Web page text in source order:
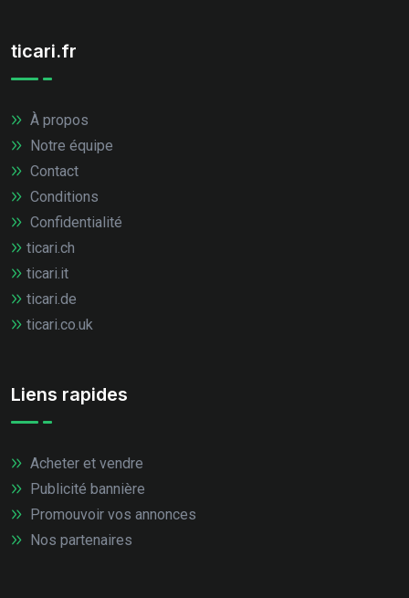
ticari.fr
À propos
Notre équipe
Contact
Conditions
Confidentialité
ticari.ch
ticari.it
ticari.de
ticari.co.uk
Liens rapides
Acheter et vendre
Publicité bannière
Promouvoir vos annonces
Nos partenaires